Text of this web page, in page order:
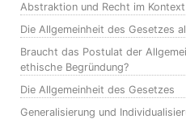
Abstraktion und Recht im Kontext
Die Allgemeinheit des Gesetzes
Braucht das Postulat der
ethische Begründung?
Die Allgemeinheit des Gesetzes
Generalisierung und